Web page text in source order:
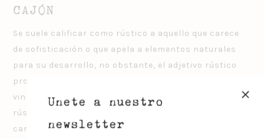
CAJÓN
Se suele calificar como rústico a aquello que carece
de sofisticación o que apela a elementos naturales
para su desarrollo, no obstante, el adjetivo rústico
proviene de “rústicus” y hace referencia a lo que está
vinculado al campo.Un mueble es considerado como
rústico cuando está construido con madera, tiene
características simples y no presenta instalaciones
+
Unete a nuestro
newsletter